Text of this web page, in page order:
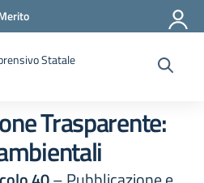
Statale
Trasparente: